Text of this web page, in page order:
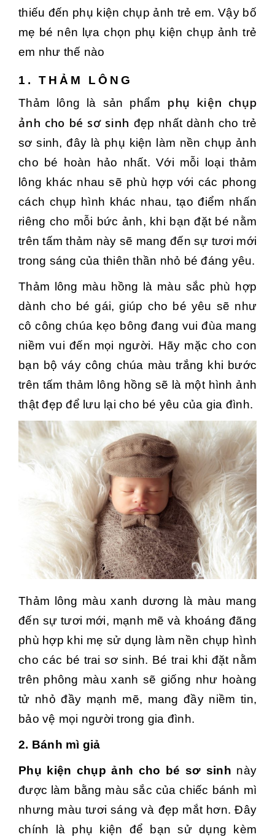
thiếu đến phụ kiện chụp ảnh trẻ em. Vậy bố
mẹ bé nên lựa chọn phụ kiện chụp ảnh trẻ
em như thế nào
1. THẢM LÔNG
Thảm lông là sản phẩm phụ kiện chụp
ảnh cho bé sơ sinh đẹp nhất dành cho trẻ
sơ sinh, đây là phụ kiện làm nền chụp ảnh
cho bé hoàn hảo nhất. Với mỗi loại thảm
lông khác nhau sẽ phù hợp với các phong
cách chụp hình khác nhau, tạo điểm nhấn
riêng cho mỗi bức ảnh, khi bạn đặt bé nằm
trên tấm thảm này sẽ mang đến sự tươi mới
trong sáng của thiên thần nhỏ bé đáng yêu.
Thảm lông màu hồng là màu sắc phù hợp
dành cho bé gái, giúp cho bé yêu sẽ như
cô công chúa kẹo bông đang vui đùa mang
niềm vui đến mọi người. Hãy mặc cho con
bạn bộ váy công chúa màu trắng khi bước
trên tấm thảm lông hồng sẽ là một hình ảnh
thật đẹp để lưu lại cho bé yêu của gia đình.
Thảm lông màu xanh dương là màu mang
đến sự tươi mới, mạnh mẽ và khoáng đãng
phù hợp khi mẹ sử dụng làm nền chụp hình
cho các bé trai sơ sinh. Bé trai khi đặt nằm
trên phông màu xanh sẽ giống như hoàng
tử nhỏ đầy mạnh mẽ, mang đầy niềm tin,
bảo vệ mọi người trong gia đình.
2. Bánh mì giả
Phụ kiện chụp ảnh cho bé sơ sinh này
được làm bằng màu sắc của chiếc bánh mì
nhưng màu tươi sáng và đẹp mắt hơn. Đây
chính là phụ kiện để bạn sử dụng kèm